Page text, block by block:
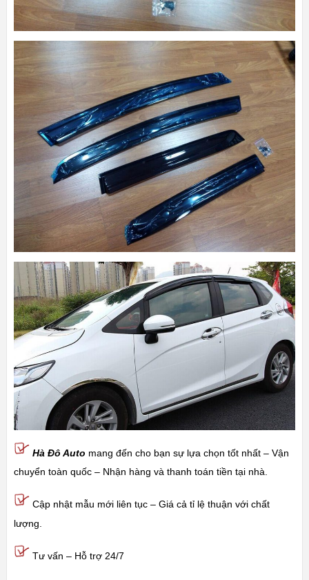
Hà Đô Auto mang đến cho bạn sự lựa chọn tốt nhất – Vận
chuyển toàn quốc – Nhận hàng và thanh toán tiền tại nhà.
Cập nhật mẫu mới liên tục – Giá cả tỉ lệ thuận với chất
lượng.
Tư vấn – Hỗ trợ 24/7